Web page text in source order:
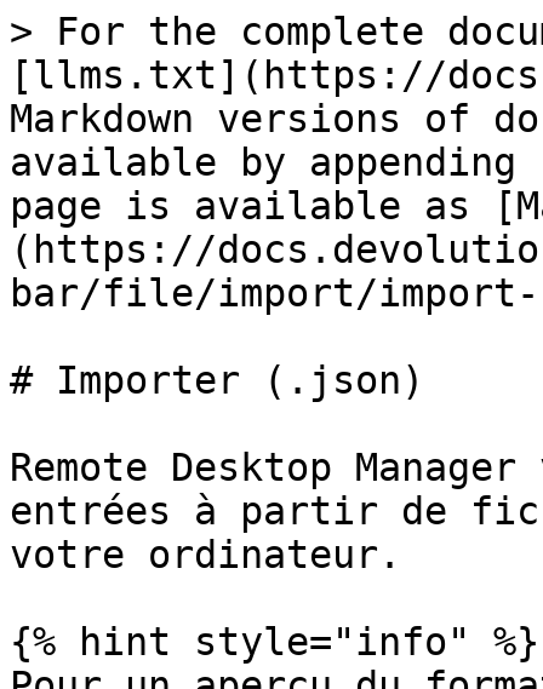
> For the complete
[llms.txt](https://
Markdown versions of
available by
page is available as
(https://
bar/file/import/
# Importer (.json)
Remote Desktop
entrées à partir de
votre ordinateur.
{% hint style="info" %}